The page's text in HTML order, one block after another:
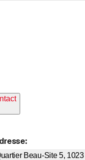
:
Beau-Site 5, 1023